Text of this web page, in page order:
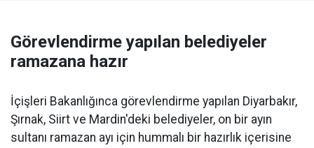
Görevlendirme yapılan belediyeler
ramazana hazır
İçişleri Bakanlığınca görevlendirme yapılan Diyarbakır,
Şırnak, Siirt ve Mardin'deki belediyeler, on bir ayın
sultanı ramazan ayı için hummalı bir hazırlık içerisine